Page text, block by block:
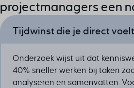
projectmanagers een
Tijdwinst die je direct voelt
Onderzoek wijst uit dat
40% sneller werken bij taken
analyseren en samenvatten.